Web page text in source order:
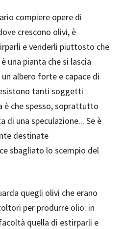
compiere opere di
crescono olivi, è
e venderli piuttosto che
una pianta che si lascia
albero forte e capace di
tanti soggetti
è che spesso, soprattutto
di una speculazione... Se è
destinate
sbagliato lo scempio del
quegli olivi che erano
per produrre olio: in
quella di estirparli e